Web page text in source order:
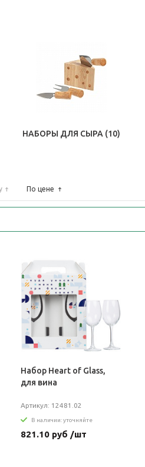
НАБОРЫ ДЛЯ СЫРА (10)
По цене
Набор Heart of Glass,
для вина
Артикул: 12481.02
В наличии: уточняйте
821.10 руб /шт